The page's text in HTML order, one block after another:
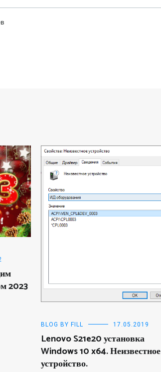
2023
BLOG BY FILL 17.05.2019
Lenovo S21e20 установка
Windows 10 x64. Неизвестное
устройство.